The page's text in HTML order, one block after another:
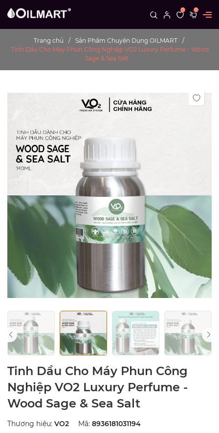
0 0
Trang chủ
Sản Phẩm Chuyên Dụng OILMART
Tinh Dầu Cho Máy Phun Công Nghiệp VO2 Luxury Perfume - Wood
Sage & Sea Salt
Tinh Dầu Cho Máy Phun Công
Nghiệp VO2 Luxury Perfume -
Wood Sage & Sea Salt
Thương hiệu: VO2 Mã: 8936181031194